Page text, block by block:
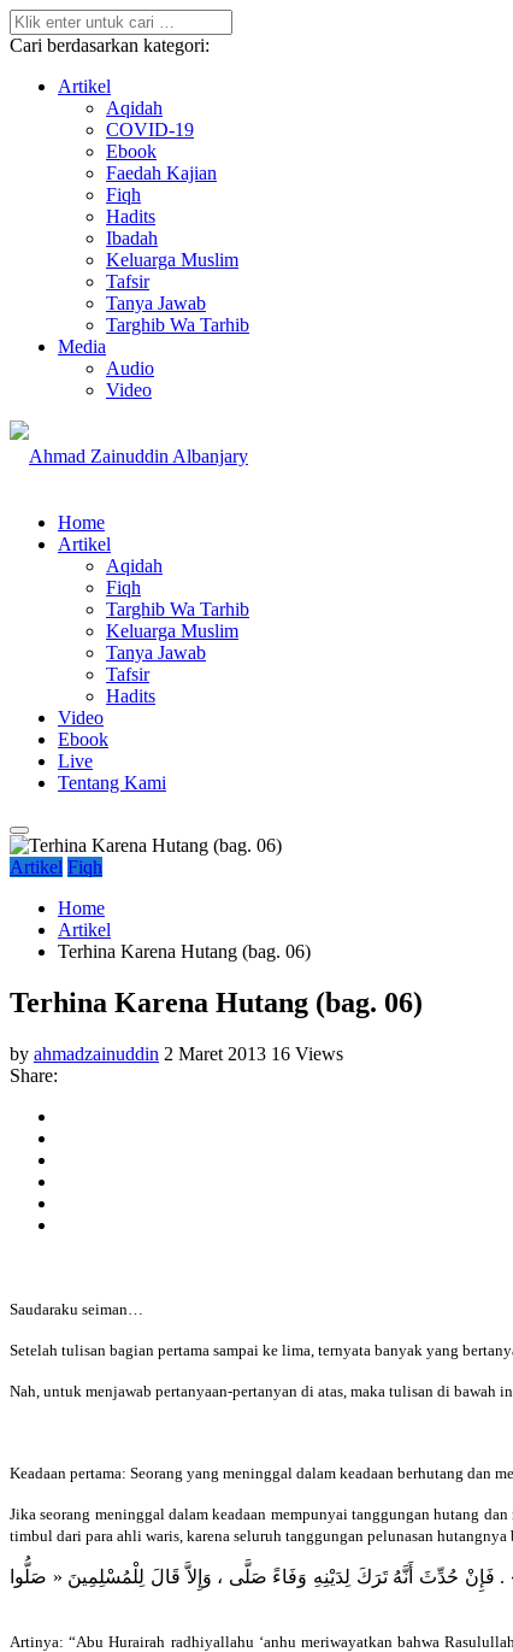
Cari berdasarkan kategori:
Artikel
Aqidah
COVID-19
Ebook
Faedah Kajian
Fiqh
Hadits
Ibadah
Keluarga Muslim
Tafsir
Tanya Jawab
Targhib Wa Tarhib
Media
Audio
Video
Home
Artikel
Aqidah
Fiqh
Targhib Wa Tarhib
Keluarga Muslim
Tanya Jawab
Tafsir
Hadits
Video
Ebook
Live
Tentang Kami
Artikel Fiqh
Home
Artikel
Terhina Karena Hutang (bag. 06)
Terhina Karena Hutang (bag. 06)
by ahmadzainuddin 2 Maret 2013 16 Views
Share:
Saudaraku seiman…
Setelah tulisan bagian pertama sampai ke lima, ternyata banyak yang
Nah, untuk menjawab pertanyaan-pertanyan di atas, maka tulisan di
Keadaan pertama: Seorang yang meninggal dalam keadaan berhutang dan
Jika seorang meninggal dalam keadaan mempunyai tanggungan hutang
timbul dari para ahli waris, karena seluruh tanggungan pelunasan hutangnya
حُدِّثَ أَنَّهُ تَرَكَ لِدَيْنِهِ وَفَاءً صَلَّى ، وَإِلاَّ قَالَ لِلْمُسْلِمِينَ « صَلُّوا
Artinya: “Abu Hurairah radhiyallahu ‘anhu meriwayatkan bahwa